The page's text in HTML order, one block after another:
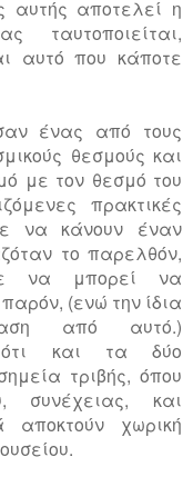
αυτής αποτελεί η
αυτό που κάποτε
ένας από τους
θεσμούς και
με τον θεσμό του
πρακτικές
να κάνουν έναν
το παρελθόν,
να μπορεί να
(ενώ την ίδια
από αυτό.)
ότι και τα δύο
τριβής, όπου
συνέχειας, και
χωρική